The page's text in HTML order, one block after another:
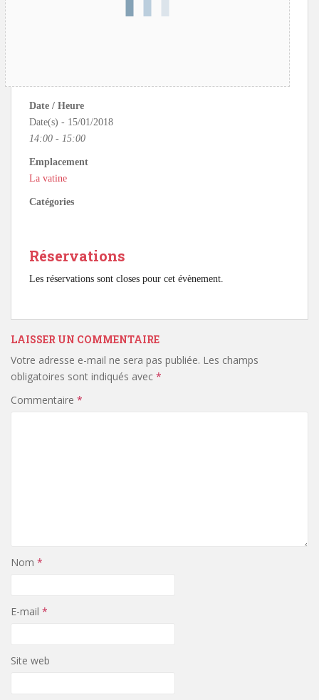
Date / Heure
Date(s) - 15/01/2018
14:00 - 15:00
Emplacement
La vatine
Catégories
Réservations
Les réservations sont closes pour cet évènement.
LAISSER UN COMMENTAIRE
Votre adresse e-mail ne sera pas publiée. Les champs
obligatoires sont indiqués avec *
Commentaire *
Nom *
E-mail *
Site web